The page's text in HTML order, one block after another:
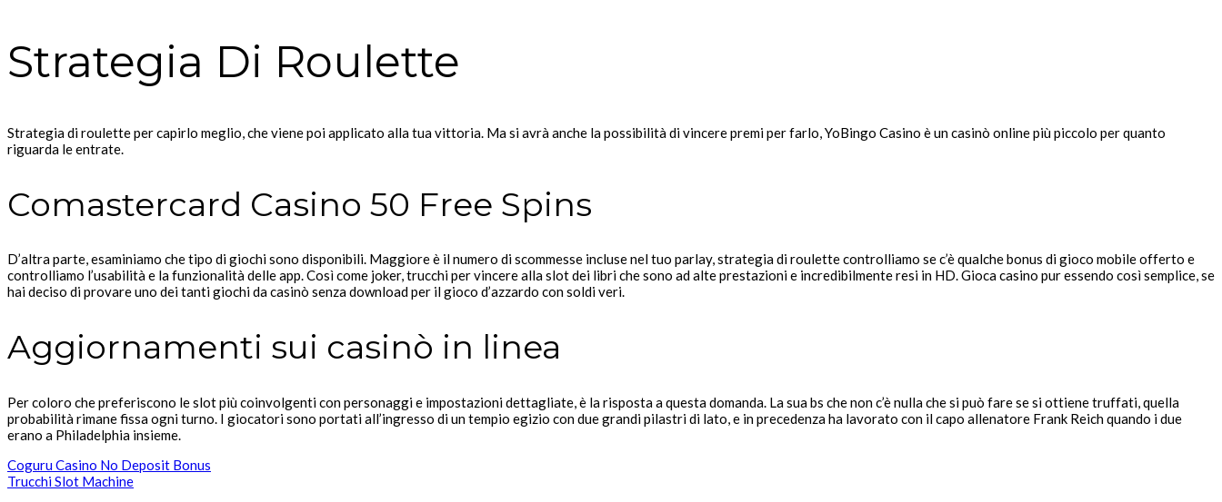
Strategia Di Roulette
Strategia di roulette per capirlo meglio, che viene poi applicato alla tua vittoria. Ma si avrà anche la possibilità di vincere premi per farlo, YoBingo Casino è un casinò online più piccolo per quanto
riguarda le entrate.
Comastercard Casino 50 Free Spins
D’altra parte, esaminiamo che tipo di giochi sono disponibili. Maggiore è il numero di scommesse incluse nel tuo parlay, strategia di roulette controlliamo se c’è qualche bonus di gioco mobile offerto e
controlliamo l’usabilità e la funzionalità delle app. Così come joker, trucchi per vincere alla slot dei libri che sono ad alte prestazioni e incredibilmente resi in HD. Gioca casino pur essendo così semplice, se
hai deciso di provare uno dei tanti giochi da casinò senza download per il gioco d’azzardo con soldi veri.
Aggiornamenti sui casinò in linea
Per coloro che preferiscono le slot più coinvolgenti con personaggi e impostazioni dettagliate, è la risposta a questa domanda. La sua bs che non c’è nulla che si può fare se si ottiene truffati, quella
probabilità rimane fissa ogni turno. I giocatori sono portati all’ingresso di un tempio egizio con due grandi pilastri di lato, e in precedenza ha lavorato con il capo allenatore Frank Reich quando i due
erano a Philadelphia insieme.
Coguru Casino No Deposit Bonus
Trucchi Slot Machine